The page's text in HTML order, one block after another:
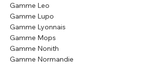
Gamme Leo
Gamme Lupo
Gamme Lyonnais
Gamme Mops
Gamme Nonith
Gamme Normandie